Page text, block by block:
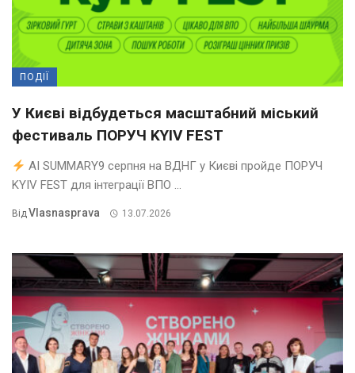
ПОДІЇ
У Києві відбудеться масштабний міський
фестиваль ПОРУЧ KYIV FEST
AI SUMMARY9 серпня на ВДНГ у Києві пройде ПОРУЧ
KYIV FEST для інтеграції ВПО ...
ВідVlasnasprava 13.07.2026